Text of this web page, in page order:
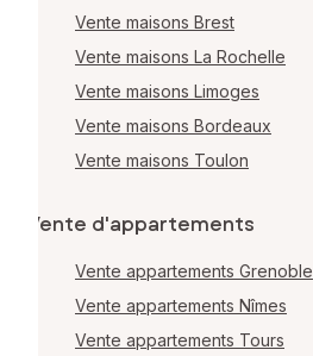
Vente maisons Brest
Vente maisons La Rochelle
Vente maisons Limoges
Vente maisons Bordeaux
Vente maisons Toulon
Vente d'appartements
Vente appartements Grenoble
Vente appartements Nîmes
Vente appartements Tours